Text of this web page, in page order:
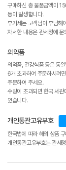
구매하신 총 물품금액이
등이 발생합니다.
부가세는 고객님이 부담해
자세한 내용은 관세청에 문
의약품
의약품, 건강식품 등은 동
6개 초과하여 주문하시려
주문하여 주세요.
수량이 초과되면 한국 세
있습니다.
개인통관고유부호
한국법에 따라 해외 상품
개인통관고유부호는 관세